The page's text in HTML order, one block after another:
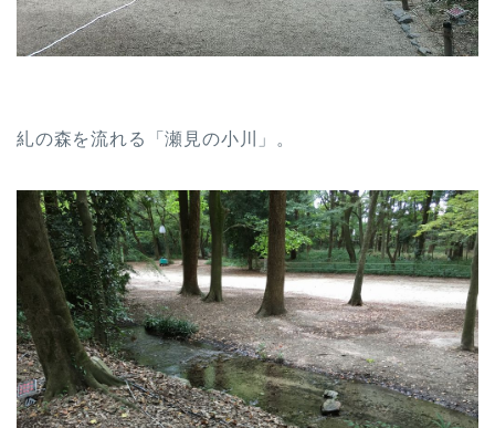
糺の森を流れる「瀬見の小川」。